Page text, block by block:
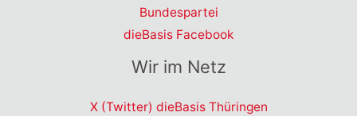
Bundespartei
dieBasis Facebook
Wir im Netz
X (Twitter) dieBasis Thüringen